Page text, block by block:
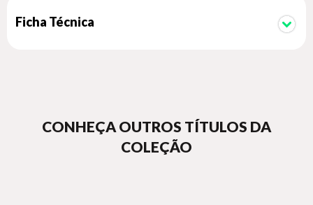
Ficha Técnica
CONHEÇA OUTROS TÍTULOS DA
COLEÇÃO